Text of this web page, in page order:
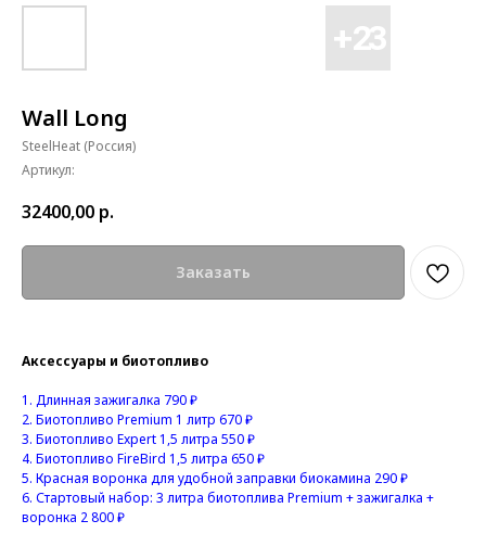
Wall Long
SteelHeat (Россия)
Артикул:
32400,00 р.
Заказать
Аксессуары и биотопливо
1. Длинная зажигалка 790 ₽
2. Биотопливо Premium 1 литр 670 ₽
3. Биотопливо Expert 1,5 литра 550 ₽
4. Биотопливо FireBird 1,5 литра 650 ₽
5. Красная воронка для удобной заправки биокамина 290 ₽
6. Стартовый набор: 3 литра биотоплива Premium + зажигалка +
воронка 2 800 ₽